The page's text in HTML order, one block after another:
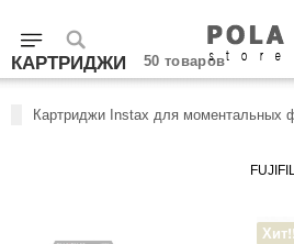
КАРТРИДЖИ 50 товаров
Картриджи Instax для моментальных